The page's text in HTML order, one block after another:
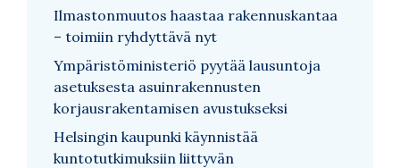
Ilmastonmuutos haastaa rakennuskantaa
– toimiin ryhdyttävä nyt
Ympäristöministeriö pyytää lausuntoja
asetuksesta asuinrakennusten
korjausrakentamisen avustukseksi
Helsingin kaupunki käynnistää
kuntotutkimuksiin liittyvän